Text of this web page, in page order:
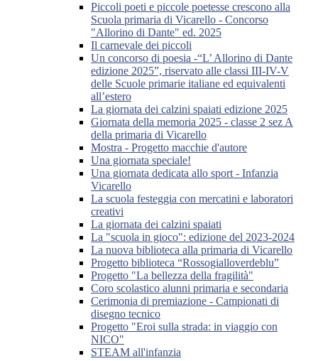
Piccoli poeti e piccole poetesse crescono alla
Scuola primaria di Vicarello - Concorso
"Allorino di Dante" ed. 2025
Il carnevale dei piccoli
Un concorso di poesia -“L’ Allorino di Dante
edizione 2025”, riservato alle classi III-IV-V
delle Scuole primarie italiane ed equivalenti
all’estero
La giornata dei calzini spaiati edizione 2025
Giornata della memoria 2025 - classe 2 sez A
della primaria di Vicarello
Mostra - Progetto macchie d'autore
Una giornata speciale!
Una giornata dedicata allo sport - Infanzia
Vicarello
La scuola festeggia con mercatini e laboratori
creativi
La giornata dei calzini spaiati
La "scuola in gioco": edizione del 2023-2024
La nuova biblioteca alla primaria di Vicarello
Progetto biblioteca “Rossogialloverdeblu”
Progetto "La bellezza della fragilità"
Coro scolastico alunni primaria e secondaria
Cerimonia di premiazione - Campionati di
disegno tecnico
Progetto "Eroi sulla strada: in viaggio con
NICO"
STEAM all'infanzia